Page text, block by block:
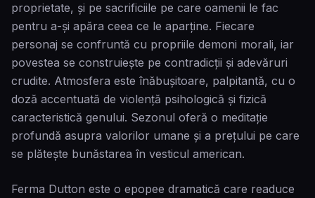
proprietate, și pe sacrificiile pe care oamenii le fac
pentru a-și apăra ceea ce le aparține. Fiecare
personaj se confruntă cu propriile demoni morali, iar
povestea se construiește pe contradicții și adevăruri
crudite. Atmosfera este înăbușitoare, palpitantă, cu o
doză accentuată de violență psihologică și fizică
caracteristică genului. Sezonul oferă o meditație
profundă asupra valorilor umane și a prețului pe care
se plătește bunăstarea în vesticul american.
Ferma Dutton este o epopee dramatică care readuce